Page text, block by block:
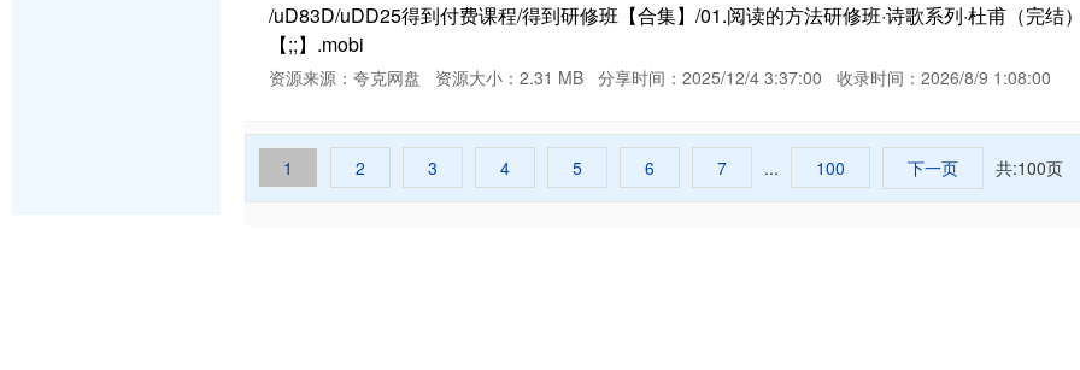
/uD83D/uDD25得到付费课程/得到研修班【合集】/01.阅读的方法研修班·诗歌系列·杜甫（完结
【;;】.mobi
资源来源：夸克网盘 资源大小：2.31 MB 分享时间：2025/12/4 3:37:00 收录时间：2026/8/9 1:08:00
1 2 3 4 5 6 7 ... 100 下一页 共:100页